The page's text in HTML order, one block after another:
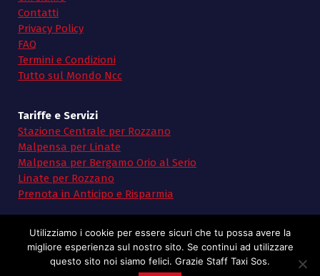
Contatti
Privacy Policy
FAQ
Termini e Condizioni
Tutto sul Mondo Ncc
Tariffe e Servizi
Stazione Centrale per Rozzano
Malpensa per Linate
Malpensa per Bergamo Orio al Serio
Linate per Rozzano
Prenota in Anticipo e Risparmia
Utilizziamo i cookie per essere sicuri che tu possa avere la
migliore esperienza sul nostro sito. Se continui ad utilizzare
questo sito noi siamo felici. Grazie Staff Taxi Sos.